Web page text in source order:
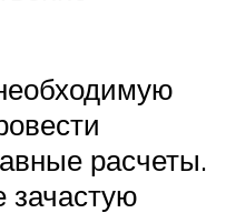
расчеты.
зачастую